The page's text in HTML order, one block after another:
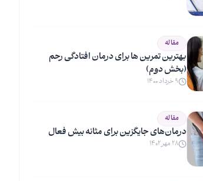
مقاله
بهترین تمرین ها برای درمان افتادگی رحم
(بخش دوم)
۹ خرداد ۱۴۰۰
مقاله
درمان‌های جایگزین برای مثانه بیش فعال
۲۸ مهر ۱۴۰۲